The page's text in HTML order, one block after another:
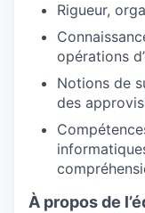
Rigueur,
opérations
Notions de
des
À propos de